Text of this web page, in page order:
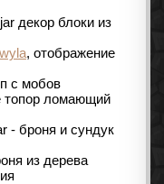
декор блоки из
, отображение
с мобов
топор ломающий
- броня и сундук
из дерева